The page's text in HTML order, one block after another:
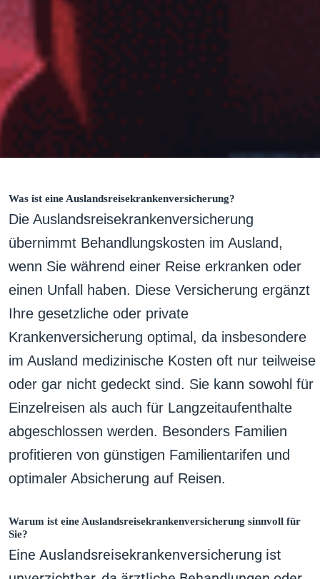
Was ist eine Auslandsreisekrankenversicherung?
Die Auslandsreisekrankenversicherung
übernimmt Behandlungskosten im Ausland,
wenn Sie während einer Reise erkranken oder
einen Unfall haben. Diese Versicherung ergänzt
Ihre gesetzliche oder private
Krankenversicherung optimal, da insbesondere
im Ausland medizinische Kosten oft nur teilweise
oder gar nicht gedeckt sind. Sie kann sowohl für
Einzelreisen als auch für Langzeitaufenthalte
abgeschlossen werden. Besonders Familien
profitieren von günstigen Familientarifen und
optimaler Absicherung auf Reisen.
Warum ist eine Auslandsreisekrankenversicherung sinnvoll für
Sie?
Eine Auslandsreisekrankenversicherung ist